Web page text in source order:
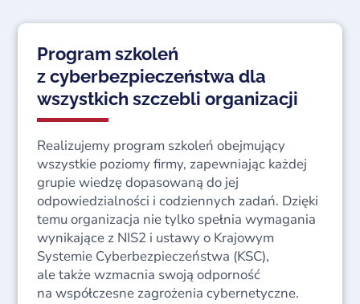
Program szkoleń
z cyberbezpieczeństwa dla
wszystkich szczebli organizacji
Realizujemy program szkoleń obejmujący
wszystkie poziomy firmy, zapewniając każdej
grupie wiedzę dopasowaną do jej
odpowiedzialności i codziennych zadań. Dzięki
temu organizacja nie tylko spełnia wymagania
wynikające z NIS2 i ustawy o Krajowym
Systemie Cyberbezpieczeństwa (KSC),
ale także wzmacnia swoją odporność
na współczesne zagrożenia cybernetyczne.